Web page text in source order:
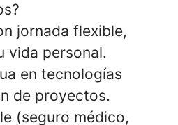
jornada flexible,
vida personal.
en tecnologías
de proyectos.
(seguro médico,